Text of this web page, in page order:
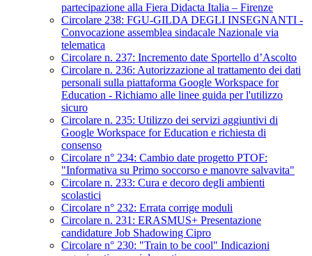
partecipazione alla Fiera Didacta Italia – Firenze
Circolare 238: FGU-GILDA DEGLI INSEGNANTI -
Convocazione assemblea sindacale Nazionale via
telematica
Circolare n. 237: Incremento date Sportello d’Ascolto
Circolare n. 236: Autorizzazione al trattamento dei dati
personali sulla piattaforma Google Workspace for
Education - Richiamo alle linee guida per l'utilizzo
sicuro
Circolare n. 235: Utilizzo dei servizi aggiuntivi di
Google Workspace for Education e richiesta di
consenso
Circolare n° 234: Cambio date progetto PTOF:
"Informativa su Primo soccorso e manovre salvavita"
Circolare n. 233: Cura e decoro degli ambienti
scolastici
Circolare n° 232: Errata corrige moduli
Circolare n. 231: ERASMUS+ Presentazione
candidature Job Shadowing Cipro
Circolare n° 230: "Train to be cool" Indicazioni